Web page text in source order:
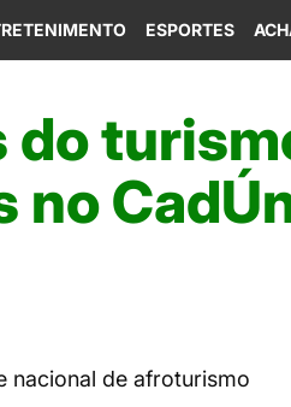
ESPORTES
do
no
nacional de afroturismo